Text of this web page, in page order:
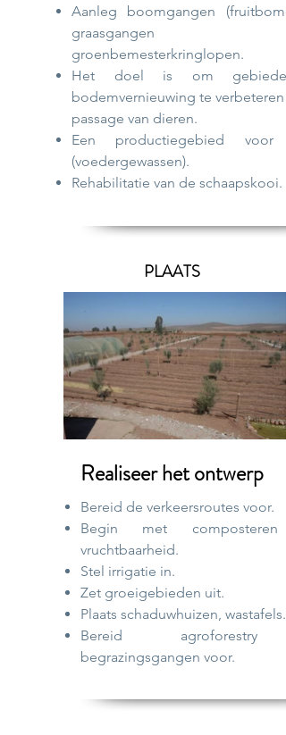
Aanleg boomgangen
graasgangen
groenbemesterkringlopen.
Het doel is om
bodemvernieuwing te verbeteren
passage van dieren.
Een productiegebied voor
(voedergewassen).
Rehabilitatie van de schaapskooi.
PLAATS
Realiseer het ontwerp
Bereid de verkeersroutes voor.
Begin met composteren
vruchtbaarheid.
Stel irrigatie in.
Zet groeigebieden uit.
Plaats schaduwhuizen, wastafels.
Bereid
begrazingsgangen voor.